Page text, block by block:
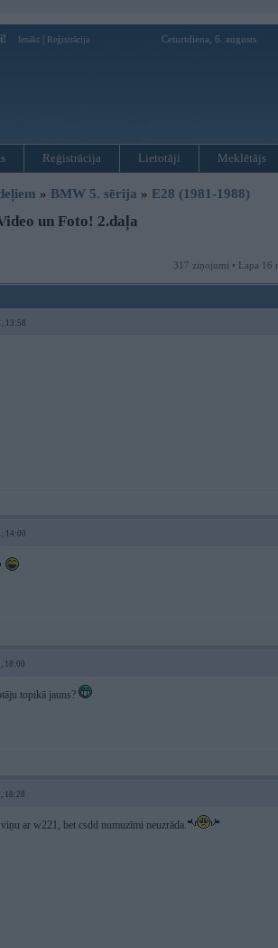
Ienākt Reģistrācija Ceturtdiena, 6. augusts
Reģistrācija Lietotāji Meklētājs
» BMW 5. sērija » E28 (1981-1988)
un Foto! 2.daļa
317 ziņojumi • Lapa 16
13:58
14:00
18:00
topikā jauns?
18:28
viņu ar w221, bet csdd numuzīmi neuzrāda.